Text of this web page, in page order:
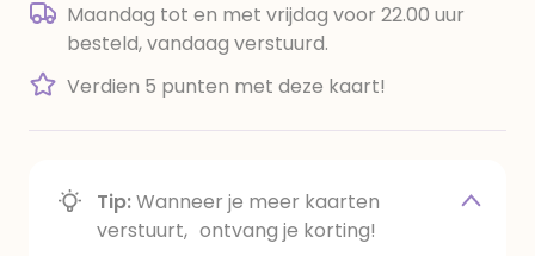
Maandag tot en met vrijdag voor 22.00 uur
besteld, vandaag verstuurd.
Verdien 5 punten met deze kaart!
Tip:Wanneer je meer kaarten
verstuurt, ontvang je korting!